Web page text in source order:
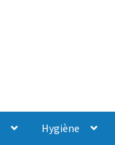
Hygiène